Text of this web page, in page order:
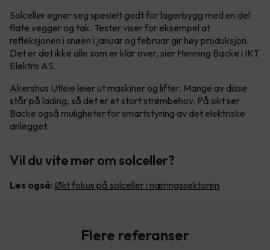
Solceller egner seg spesielt godt for lagerbygg med en del
flate vegger og tak. Tester viser for eksempel at
refleksjonen i snøen i januar og februar gir høy produksjon.
Det er det ikke alle som er klar over, sier Henning Backe i IKT
Elektro AS.
Akershus Utleie leier ut maskiner og lifter. Mange av disse
står på lading, så det er et stort strømbehov. På sikt ser
Backe også muligheter for smartstyring av det elektriske
anlegget.
Vil du vite mer om solceller?
Les også: Økt fokus på solceller i næringssektoren
Flere referanser